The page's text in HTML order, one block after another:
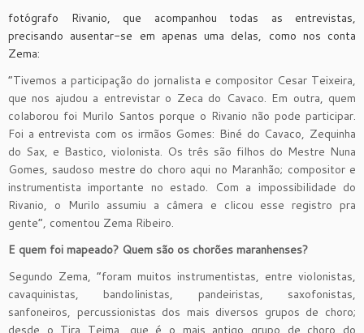
fotógrafo Rivanio, que acompanhou todas as entrevistas,
precisando ausentar-se em apenas uma delas, como nos conta
Zema:
“Tivemos a participação do jornalista e compositor Cesar Teixeira,
que nos ajudou a entrevistar o Zeca do Cavaco. Em outra, quem
colaborou foi Murilo Santos porque o Rivanio não pode participar.
Foi a entrevista com os irmãos Gomes: Biné do Cavaco, Zequinha
do Sax, e Bastico, violonista. Os três são filhos do Mestre Nuna
Gomes, saudoso mestre do choro aqui no Maranhão; compositor e
instrumentista importante no estado. Com a impossibilidade do
Rivanio, o Murilo assumiu a câmera e clicou esse registro pra
gente”, comentou Zema Ribeiro.
E quem foi mapeado? Quem são os chorões maranhenses?
Segundo Zema, “foram muitos instrumentistas, entre violonistas,
cavaquinistas, bandolinistas, pandeiristas, saxofonistas,
sanfoneiros, percussionistas dos mais diversos grupos de choro;
desde o Tira Teima, que é o mais antigo grupo de choro do